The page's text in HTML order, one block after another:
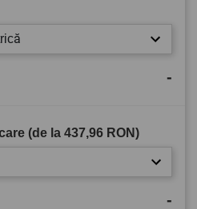
-
(de la 437,96 RON)
-